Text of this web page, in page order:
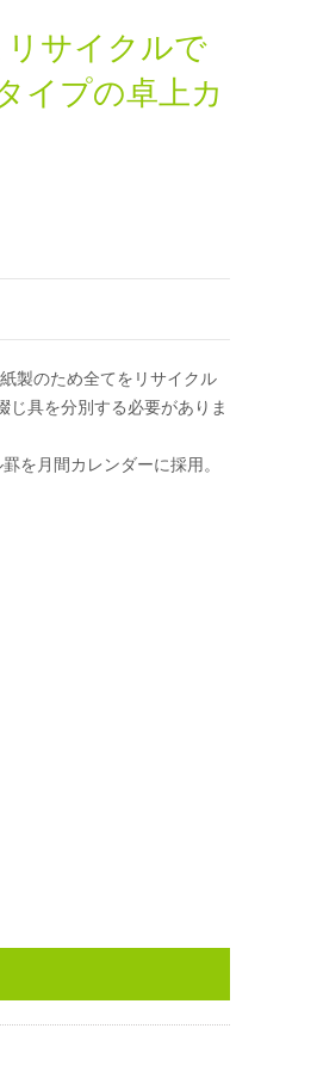
リサイクルで
イプの卓上カ
製のため全てをリサイクル
じ具を分別する必要がありま
を月間カレンダーに採用。